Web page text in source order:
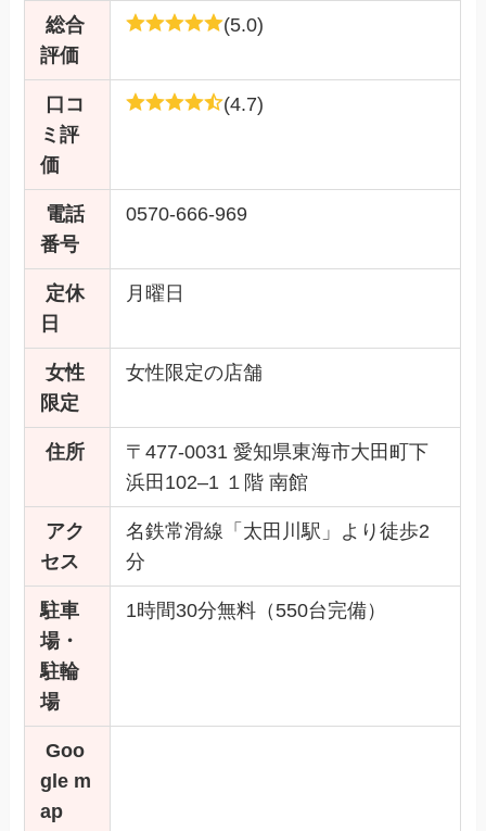
総合
評価
(5.0)
口コ
ミ評
価
(4.7)
電話
番号
0570-666-969
定休
日
月曜日
女性
限定
女性限定の店舗
住所
〒477-0031 愛知県東海市大田町下
浜田102–1 １階 南館
アク
セス
名鉄常滑線「太田川駅」より徒歩2
分
駐車
場・
駐輪
場
1時間30分無料（550台完備）
Goo
gle m
ap